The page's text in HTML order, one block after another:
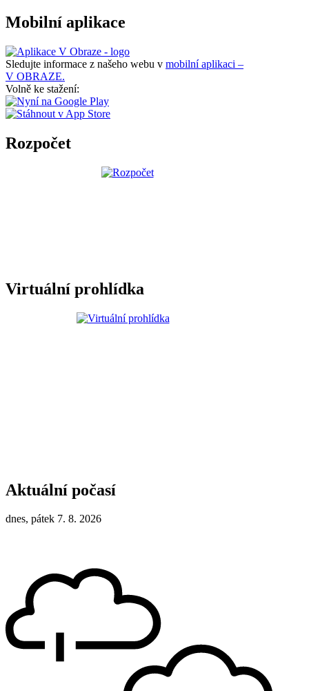
Mobilní aplikace
Sledujte informace z našeho webu v mobilní aplikaci –
V OBRAZE.
Volně ke stažení:
Rozpočet
Virtuální prohlídka
Aktuální počasí
dnes, pátek 7. 8. 2026